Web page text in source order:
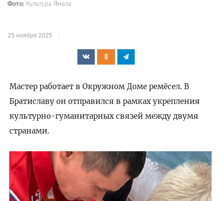
Фото: Культура Ямала
25 ноября 2025
Мастер работает в Окружном Доме ремёсел. В
Братиславу он отправился в рамках укрепления
культурно-гуманитарных связей между двумя
странами.